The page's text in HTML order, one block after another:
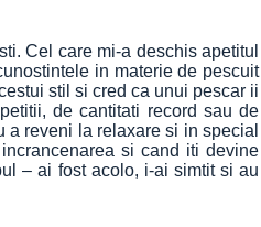
Cel care mi-a deschis apetitul
in materie de pescuit
stil si cred ca unui pescar ii
de cantitati record sau de
a reveni la relaxare si in special
si cand iti devine
– ai fost acolo, i-ai simtit si au